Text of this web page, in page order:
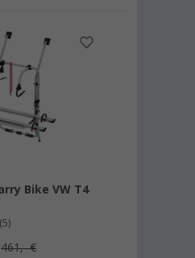
Bike VW T4
(5)
461,- €